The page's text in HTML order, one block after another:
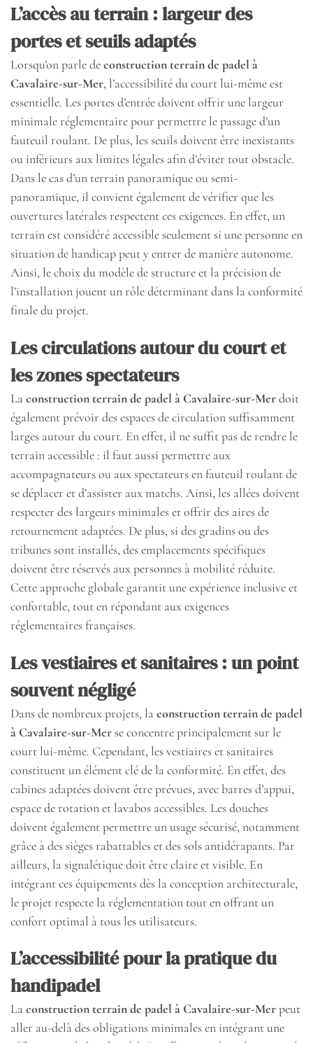
L’accès au terrain : largeur des
portes et seuils adaptés
Lorsqu’on parle deconstruction terrain de padel à
Cavalaire-sur-Mer, l’accessibilité du court lui-même est
essentielle. Les portes d’entrée doivent offrir une largeur
minimale réglementaire pour permettre le passage d’un
fauteuil roulant. De plus, les seuils doivent être inexistants
ou inférieurs aux limites légales afin d’éviter tout obstacle.
Dans le cas d’un terrain panoramique ou semi-
panoramique, il convient également de vérifier que les
ouvertures latérales respectent ces exigences. En effet, un
terrain est considéré accessible seulement si une personne en
situation de handicap peut y entrer de manière autonome.
Ainsi, le choix du modèle de structure et la précision de
l’installation jouent un rôle déterminant dans la conformité
finale du projet.
Les circulations autour du court et
les zones spectateurs
Laconstruction terrain de padel à Cavalaire-sur-Merdoit
également prévoir des espaces de circulation suffisamment
larges autour du court. En effet, il ne suffit pas de rendre le
terrain accessible : il faut aussi permettre aux
accompagnateurs ou aux spectateurs en fauteuil roulant de
se déplacer et d’assister aux matchs. Ainsi, les allées doivent
respecter des largeurs minimales et offrir des aires de
retournement adaptées. De plus, si des gradins ou des
tribunes sont installés, des emplacements spécifiques
doivent être réservés aux personnes à mobilité réduite.
Cette approche globale garantit une expérience inclusive et
confortable, tout en répondant aux exigences
réglementaires françaises.
Les vestiaires et sanitaires : un point
souvent négligé
Dans de nombreux projets, laconstruction terrain de padel
à Cavalaire-sur-Merse concentre principalement sur le
court lui-même. Cependant, les vestiaires et sanitaires
constituent un élément clé de la conformité. En effet, des
cabines adaptées doivent être prévues, avec barres d’appui,
espace de rotation et lavabos accessibles. Les douches
doivent également permettre un usage sécurisé, notamment
grâce à des sièges rabattables et des sols antidérapants. Par
ailleurs, la signalétique doit être claire et visible. En
intégrant ces équipements dès la conception architecturale,
le projet respecte la réglementation tout en offrant un
confort optimal à tous les utilisateurs.
L’accessibilité pour la pratique du
handipadel
Laconstruction terrain de padel à Cavalaire-sur-Merpeut
aller au-delà des obligations minimales en intégrant une